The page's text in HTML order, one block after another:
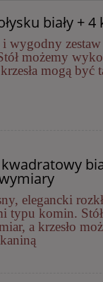
biały +
wygodny zestaw
możemy
mogą być
elegancki
typu komin.
a krzesło